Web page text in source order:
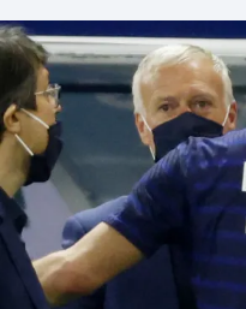
DALŠÍ SPORTY
Americký fotbal
Baseball a softbal
Basketbal
Biatlon
NEPŘEHLÉDNĚTE
Soutěže
Historické návraty
Aplikace ČT sport